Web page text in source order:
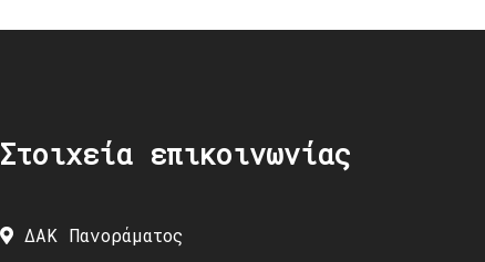
Στοιχεία επικοινωνίας
ΔΑΚ Πανοράματος